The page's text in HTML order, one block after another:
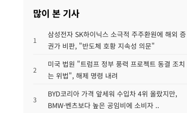
많이 본 기사
1
삼성전자 SK하이닉스 소극적 주주환원에 해외 증
권가 비판, "반도체 호황 지속성 의문"
2
미국 법원 "트럼프 정부 풍력 프로젝트 동결 조치
는 위법", 해제 명령 내려
3
BYD코리아 가격 앞세워 수입차 4위 올랐지만,
BMW·벤츠보다 높은 공임비에 소비자 ..